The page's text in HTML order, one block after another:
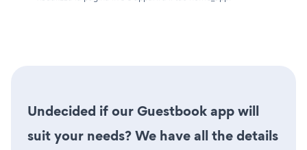
Undecided if our Guestbook app will
suit your needs? We have all the details